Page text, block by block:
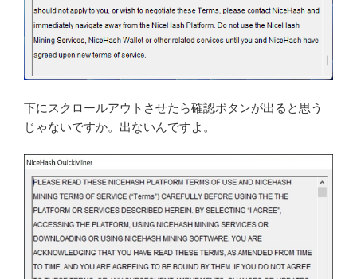
下にスクロールアウトさせたら確認ボタンが出ると思う
じゃないですか。出ないんですよ。